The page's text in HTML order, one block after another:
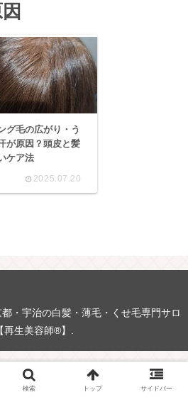
グ毛の広がり・う
が原因？頭皮と髪
ケア法
2025.07.20
・宇治の白髪・薄毛・くせ毛専門サロ
再生美容師®】.
検索 トップ サイドバー